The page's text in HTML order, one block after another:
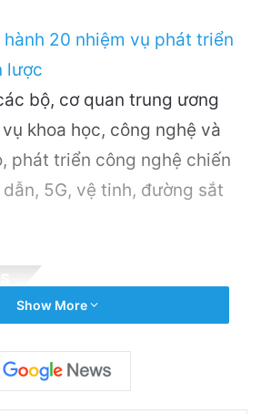
bộ, cơ quan trung ương
khoa học, công nghệ và
phát triển công nghệ chiến
5G, vệ tinh, đường sắt
Hà Đình Đức: Di sản và Hành trình
đời của Nhà Khoa học Xuất sắc
18 hours ago
Show More